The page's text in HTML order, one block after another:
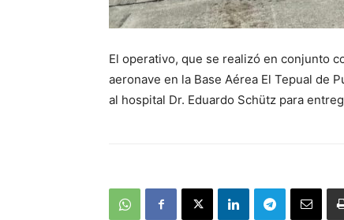
El operativo, que se realizó en conjunto
aeronave en la Base Aérea El Tepual de
al hospital Dr. Eduardo Schütz para